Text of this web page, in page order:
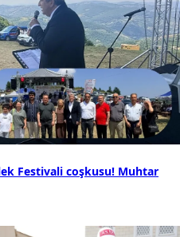
Festivali coşkusu! Muhtar